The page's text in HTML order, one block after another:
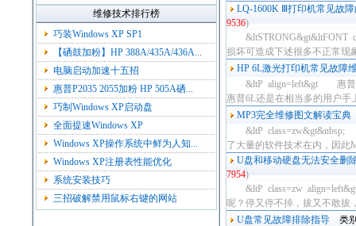
维修技术排行榜
巧装Windows XP SP1
【硒鼓加粉】HP 388A/435A/436A...
电脑启动加速十五招
惠普P2035 2055加粉 HP 505A硒...
巧制Windows XP启动盘
全面提速Windows XP
Windows XP操作系统中鲜为人知...
Windows XP注册表性能优化
系统安装技巧
三招破解禁用鼠标右键的网站
LQ-1600K Ⅲ打印机常见故
9536)
&ltSTRONG&gt&ltFONT
损坏可造成下述很多不正常现
HP 6L激光打印机常见故障
&ltP align=left&gt 惠普6L
惠普6L还是在相当多的用户手
MP3完全维修图文解读宝典
&ltP class=zw&gt&nbsp;
了大量的软件技术在内，因此
U盘和移动硬盘无法安全删
7954)
&ltP class=zw
呢？停又停不掉，拔又不敢拔
U盘常见故障排除指导 类